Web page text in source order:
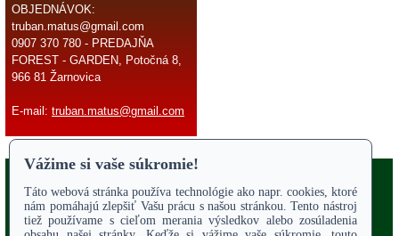
OBJEDNÁVOK:
truban.matus@gmail.com
0907 370 780 - PREDAJŇA
FOREST - GARDEN, Potočná 8,
966 81 Žarnovica
E-mail: truban.matus@gmail.com
Copyright 2017 Odstúpiť od zmluvy
ÚVODNÁ STRANA
Online parts katalógy